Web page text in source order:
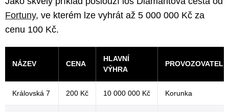
Fortuny, ve kterém lze vyhrát až 5 000 000 Kč za
cenu 100 Kč.
NÁZEV CENA
HLAVNÍ
VÝHRA
PROVOZOVATEL
Královská 7 200 Kč 10 000 000 Kč Korunka